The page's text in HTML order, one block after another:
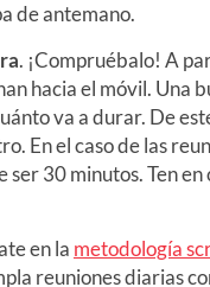
de antemano.
. ¡Compruébalo! A
hacia el móvil. Una
va a durar. De
En el caso de las
30 minutos. Ten en
en la metodología
reuniones diarias